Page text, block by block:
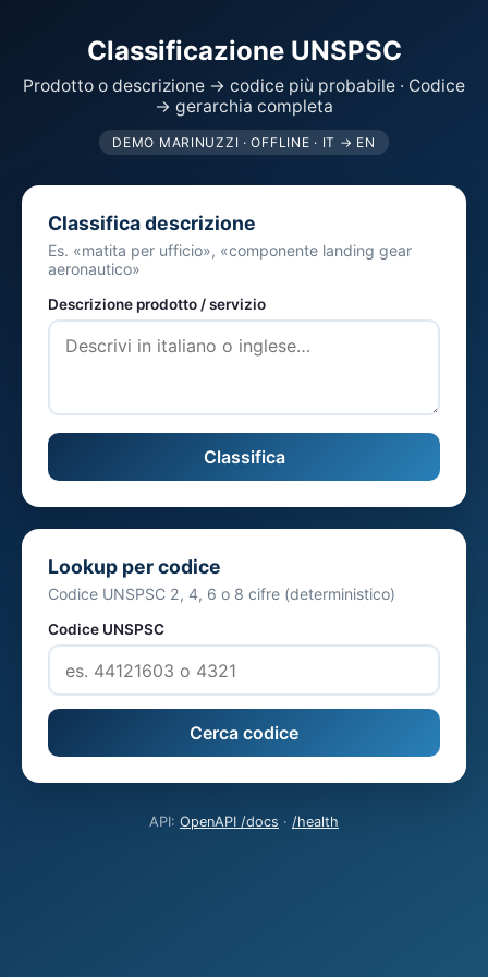
Classificazione UNSPSC
Prodotto o descrizione → codice più probabile · Codice
→ gerarchia completa
DEMO MARINUZZI · OFFLINE · IT → EN
Classifica descrizione
Es. «matita per ufficio», «componente landing gear
aeronautico»
Descrizione prodotto / servizio
Classifica
Lookup per codice
Codice UNSPSC 2, 4, 6 o 8 cifre (deterministico)
Codice UNSPSC
Cerca codice
API: OpenAPI /docs · /health